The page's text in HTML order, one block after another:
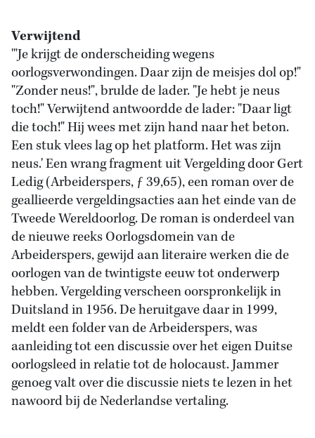
Verwijtend
'"Je krijgt de onderscheiding wegens
oorlogsverwondingen. Daar zijn de meisjes dol op!"
"Zonder neus!", brulde de lader. "Je hebt je neus
toch!" Verwijtend antwoordde de lader: "Daar ligt
die toch!" Hij wees met zijn hand naar het beton.
Een stuk vlees lag op het platform. Het was zijn
neus.' Een wrang fragment uit Vergelding door Gert
Ledig (Arbeiderspers, ƒ 39,65), een roman over de
geallieerde vergeldingsacties aan het einde van de
Tweede Wereldoorlog. De roman is onderdeel van
de nieuwe reeks Oorlogsdomein van de
Arbeiderspers, gewijd aan literaire werken die de
oorlogen van de twintigste eeuw tot onderwerp
hebben. Vergelding verscheen oorspronkelijk in
Duitsland in 1956. De heruitgave daar in 1999,
meldt een folder van de Arbeiderspers, was
aanleiding tot een discussie over het eigen Duitse
oorlogsleed in relatie tot de holocaust. Jammer
genoeg valt over die discussie niets te lezen in het
nawoord bij de Nederlandse vertaling.